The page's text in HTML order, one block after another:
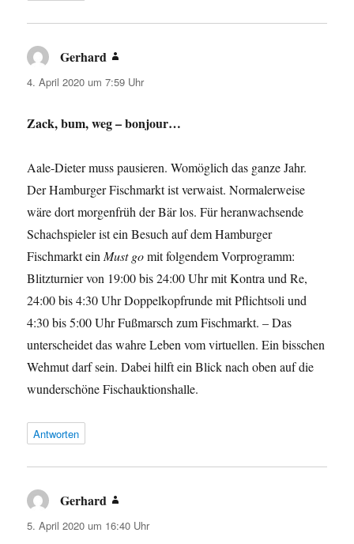
Gerhard
4. April 2020 um 7:59 Uhr
Zack, bum, weg – bonjour…
Aale-Dieter muss pausieren. Womöglich das ganze Jahr.
Der Hamburger Fischmarkt ist verwaist. Normalerweise
wäre dort morgenfrüh der Bär los. Für heranwachsende
Schachspieler ist ein Besuch auf dem Hamburger
Fischmarkt ein Must gomit folgendem Vorprogramm:
Blitzturnier von 19:00 bis 24:00 Uhr mit Kontra und Re,
24:00 bis 4:30 Uhr Doppelkopfrunde mit Pflichtsoli und
4:30 bis 5:00 Uhr Fußmarsch zum Fischmarkt. – Das
unterscheidet das wahre Leben vom virtuellen. Ein bisschen
Wehmut darf sein. Dabei hilft ein Blick nach oben auf die
wunderschöne Fischauktionshalle.
Antworten
Gerhard
5. April 2020 um 16:40 Uhr